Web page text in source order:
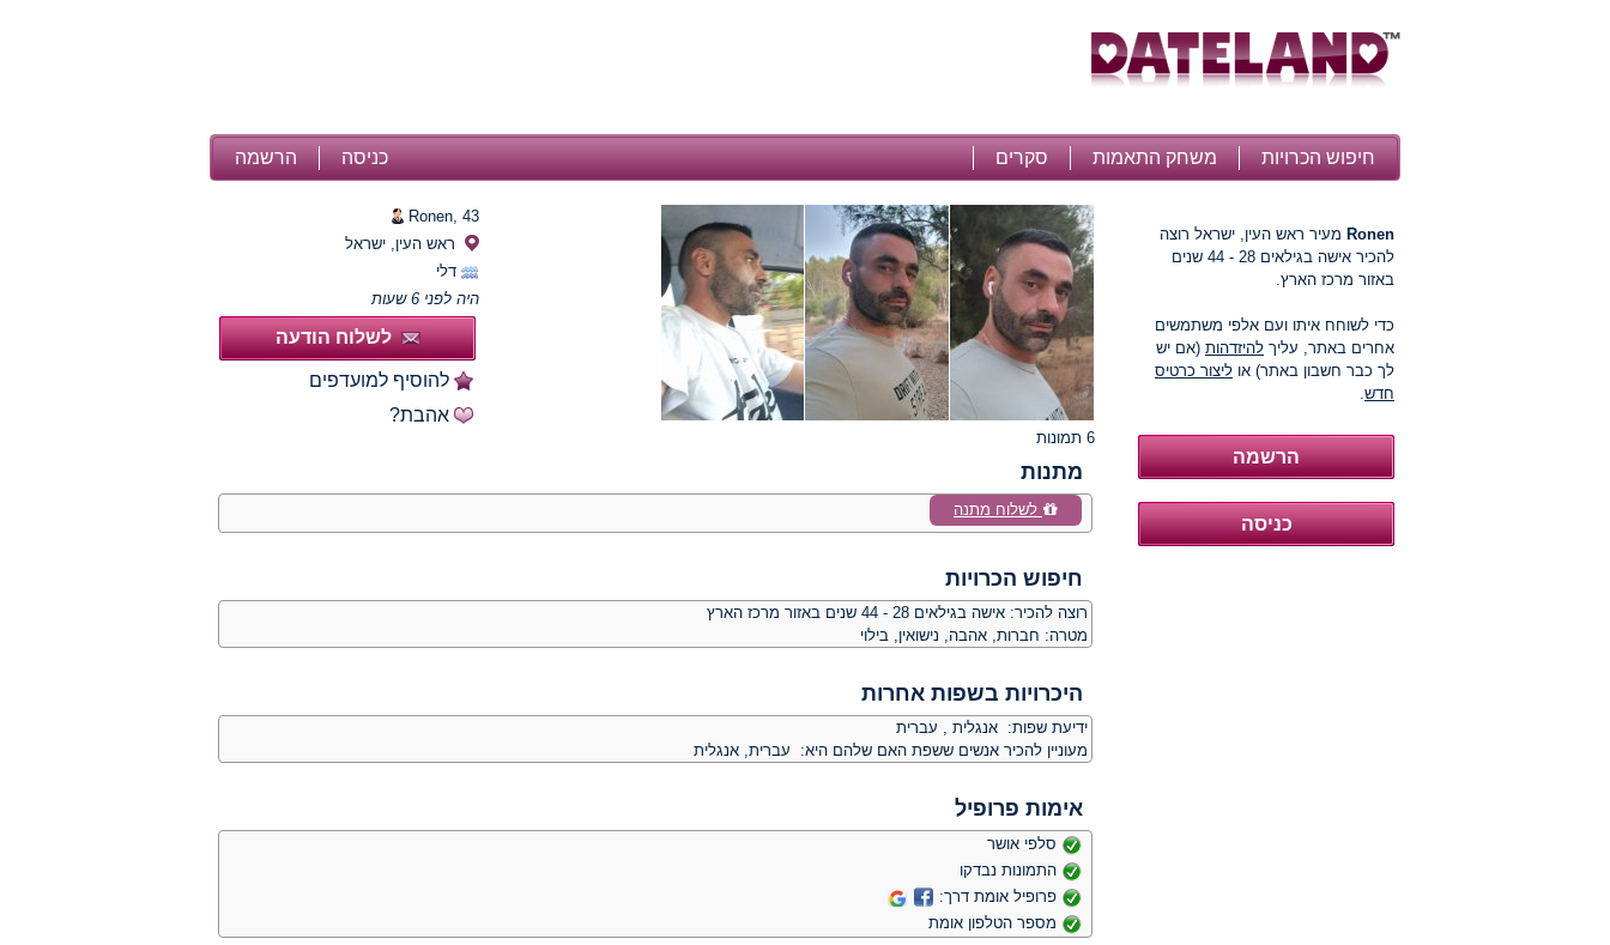
חיפוש הכרויות משחק התאמות סקרים הרשמה כניסה
Ronen מעיר ראש העין, ישראל רוצה
להכיר אישה בגילאים 28 - 44 שנים
באזור מרכז הארץ.
כדי לשוחח איתו ועם אלפי משתמשים
אחרים באתר, עליך להיזדהות (אם יש
לך כבר חשבון באתר) או ליצור כרטיס
חדש.
6 תמונות
Ronen, 43
ראש העין, ישראל
דלי
היה לפני 6 שעות
לשלוח הודעה
להוסיף למועדפים
אהבת?
מתנות
לשלוח מתנה
חיפוש הכרויות
רוצה להכיר: אישה בגילאים 28 - 44 שנים באזור מרכז הארץ
מטרה: חברות, אהבה, נישואין, בילוי
היכרויות בשפות אחרות
ידיעת שפות: אנגלית , עברית
מעוניין להכיר אנשים ששפת האם שלהם היא: עברית, אנגלית
אימות פרופיל
סלפי אושר
התמונות נבדקו
פרופיל אומת דרך:
מספר הטלפון אומת